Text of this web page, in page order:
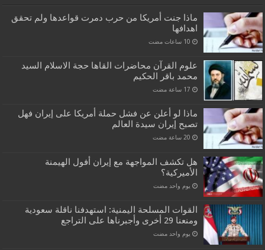
ماذا جنت أمريكا من حرب دمرت قواعدها ولم تحقق
اهدافها
علوم القرآن محاضرات القاها حجة الاسلام السيد
محمد باقر الحكيم
ماذا لو أعلن عن فشل حملة أمريكا على إيران فهل
تصبح إيران سيدة العالم
هل تكشف المواجهة مع إيران أفول الهيمنة
الأميركية؟
‏يوم واحد مضت
القوات المسلحة اليمنية: استهدفنا ناقلة سعودية
ومنعنا 29 أخرى وأجبرناها على التراجع
‏يوم واحد مضت